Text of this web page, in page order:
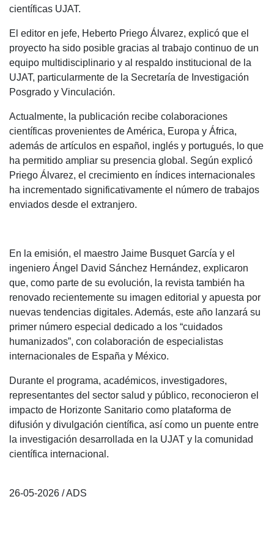
científicas UJAT.
El editor en jefe, Heberto Priego Álvarez, explicó que el
proyecto ha sido posible gracias al trabajo continuo de un
equipo multidisciplinario y al respaldo institucional de la
UJAT, particularmente de la Secretaría de Investigación
Posgrado y Vinculación.
Actualmente, la publicación recibe colaboraciones
científicas provenientes de América, Europa y África,
además de artículos en español, inglés y portugués, lo que
ha permitido ampliar su presencia global. Según explicó
Priego Álvarez, el crecimiento en índices internacionales
ha incrementado significativamente el número de trabajos
enviados desde el extranjero.
En la emisión, el maestro Jaime Busquet García y el
ingeniero Ángel David Sánchez Hernández, explicaron
que, como parte de su evolución, la revista también ha
renovado recientemente su imagen editorial y apuesta por
nuevas tendencias digitales. Además, este año lanzará su
primer número especial dedicado a los “cuidados
humanizados”, con colaboración de especialistas
internacionales de España y México.
Durante el programa, académicos, investigadores,
representantes del sector salud y público, reconocieron el
impacto de Horizonte Sanitario como plataforma de
difusión y divulgación científica, así como un puente entre
la investigación desarrollada en la UJAT y la comunidad
científica internacional.
26-05-2026 / ADS